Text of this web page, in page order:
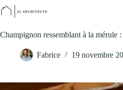
Passer
au
Champignon ressemblant à la mérule
Fabrice 19 novembre